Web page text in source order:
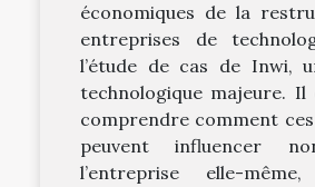
économiques de la
entreprises de
l’étude de cas de Inwi,
technologique majeure.
comprendre comment
peuvent influencer
l’entreprise elle-